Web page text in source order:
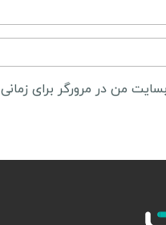
من در مرورگر برای